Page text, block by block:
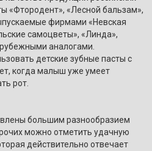
«Фтородент», «Лесной бальзам»,
фирмами «Невская
самоцветы», «Линда»,
аналогами.
детские зубные пасты с
когда малыш уже умеет
рот.
большим разнообразием
можно отметить удачную
действительно отвечает